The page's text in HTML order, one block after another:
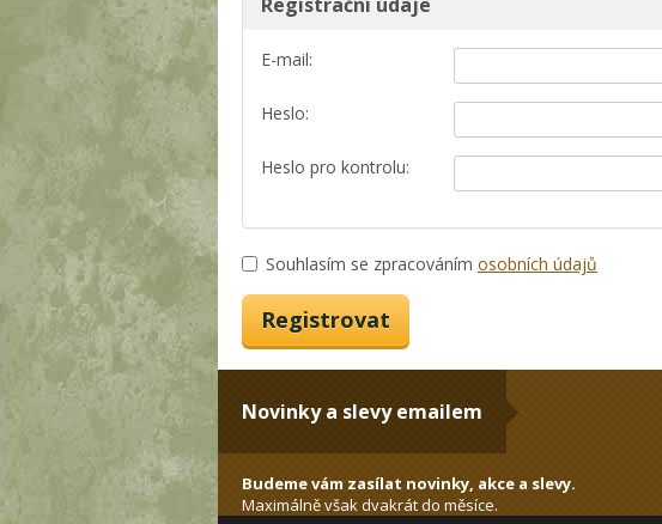
E-mail:
Heslo:
Heslo pro kontrolu:
Souhlasím se zpracováním osobních údajů
Novinky a slevy emailem
Budeme vám zasílat novinky, akce a slevy.
Maximálně však dvakrát do měsíce.